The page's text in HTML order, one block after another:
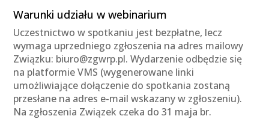
Warunki udziału w webinarium
Uczestnictwo w spotkaniu jest bezpłatne, lecz
wymaga uprzedniego zgłoszenia na adres mailowy
Związku: biuro@zgwrp.pl. Wydarzenie odbędzie się
na platformie VMS (wygenerowane linki
umożliwiające dołączenie do spotkania zostaną
przesłane na adres e-mail wskazany w zgłoszeniu).
Na zgłoszenia Związek czeka do 31 maja br.